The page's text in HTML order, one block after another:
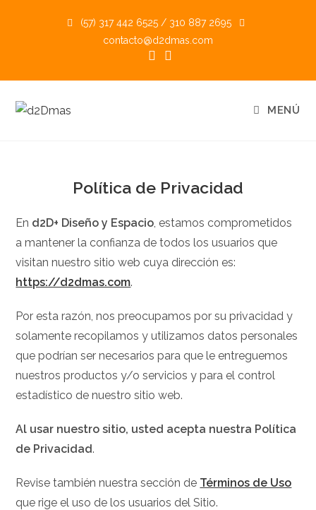
(57) 317 442 6525 / 310 887 2695
contacto@d2dmas.com
MENÚ
Política de Privacidad
En d2D+ Diseño y Espacio, estamos comprometidos
a mantener la confianza de todos los usuarios que
visitan nuestro sitio web cuya dirección es:
https://d2dmas.com.
Por esta razón, nos preocupamos por su privacidad y
solamente recopilamos y utilizamos datos personales
que podrían ser necesarios para que le entreguemos
nuestros productos y/o servicios y para el control
estadístico de nuestro sitio web.
Al usar nuestro sitio, usted acepta nuestra Política
de Privacidad.
Revise también nuestra sección de Términos de Uso
que rige el uso de los usuarios del Sitio.